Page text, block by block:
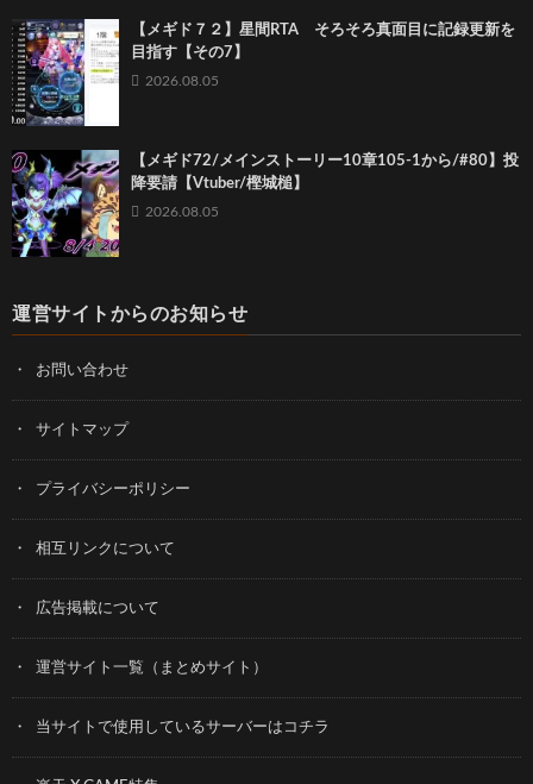
【メギド７２】星間RTA そろそろ真面目に記録更新を
目指す【その7】
2026.08.05
【メギド72/メインストーリー10章105-1から/#80】投
降要請【Vtuber/樫城槌】
2026.08.05
運営サイトからのお知らせ
お問い合わせ
サイトマップ
プライバシーポリシー
相互リンクについて
広告掲載について
運営サイト一覧（まとめサイト）
当サイトで使用しているサーバーはコチラ